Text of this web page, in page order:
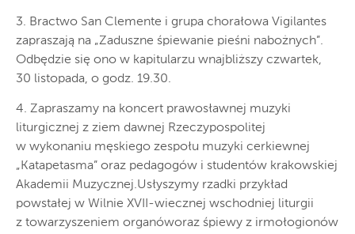
3. Bractwo San Clemente i grupa chorałowa Vigilantes
zapraszają na „Zaduszne śpiewanie pieśni nabożnych”.
Odbędzie się ono w kapitularzu wnajbliższy czwartek,
30 listopada, o godz. 19.30.
4. Zapraszamy na koncert prawosławnej muzyki
liturgicznej z ziem dawnej Rzeczypospolitej
w wykonaniu męskiego zespołu muzyki cerkiewnej
„Katapetasma” oraz pedagogów i studentów krakowskiej
Akademii Muzycznej.Usłyszymy rzadki przykład
powstałej w Wilnie XVII-wiecznej wschodniej liturgii
z towarzyszeniem organóworaz śpiewy z irmołogionów